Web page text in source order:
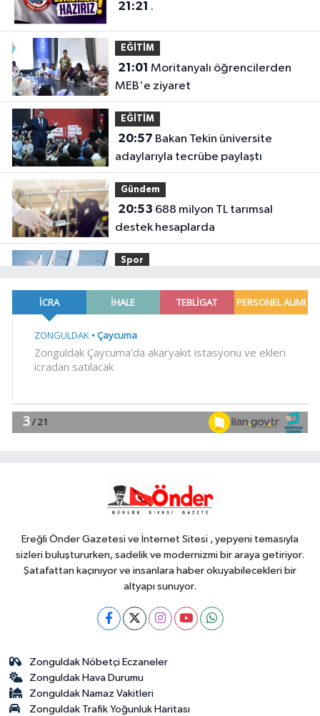
21:21 .
EĞİTİM
21:01
MEB'e ziyaret
EĞİTİM
20:57
adaylarıyla tecrübe paylaştı
Gündem
20:53
destek hesaplarda
Spor
mücadelesi ilk günde nefes kesti
18:55Bursa'da tarihi eser
18:45
girişimcilere yeni kapılar açıyor
Ereğli Önder Gazetesi ve İnternet Sitesi , yepyeni temasıyla
sizleri buluştururken, sadelik ve modernizmi bir araya getiriyor.
Şatafattan kaçınıyor ve insanlara haber okuyabilecekleri bir
altyapı sunuyor.
Zonguldak Nöbetçi Eczaneler
Zonguldak Hava Durumu
Zonguldak Namaz Vakitleri
Zonguldak Trafik Yoğunluk Haritası